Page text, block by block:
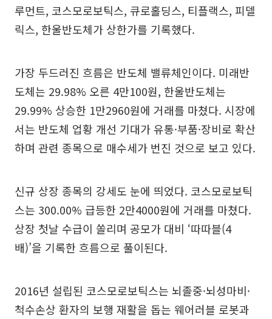
루먼트, 코스모로보틱스, 큐로홀딩스, 티플랙스, 피델
릭스, 한울반도체가 상한가를 기록했다.
가장 두드러진 흐름은 반도체 밸류체인이다. 미래반
도체는 29.98% 오른 4만100원, 한울반도체는
29.99% 상승한 1만2960원에 거래를 마쳤다. 시장에
서는 반도체 업황 개선 기대가 유통·부품·장비로 확산
하며 관련 종목으로 매수세가 번진 것으로 보고 있다.
신규 상장 종목의 강세도 눈에 띄었다. 코스모로보틱
스는 300.00% 급등한 2만4000원에 거래를 마쳤다.
상장 첫날 수급이 쏠리며 공모가 대비 ‘따따블(4
배)’을 기록한 흐름으로 풀이된다.
2016년 설립된 코스모로보틱스는 뇌졸중·뇌성마비·
척수손상 환자의 보행 재활을 돕는 웨어러블 로봇과